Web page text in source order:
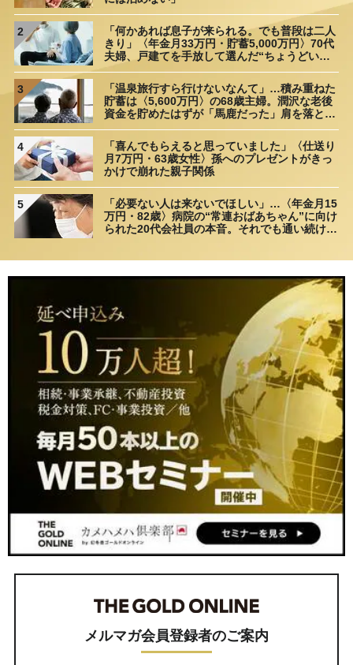
2
「何かあれば息子が来られる。でも普段は二人
きり」〈年金月33万円・貯蓄5,000万円〉70代
夫婦、戸建てを手放して選んだ“ちょうどいい
3
「温泉旅行すら行けないなんて」…積み重ねた
貯蓄は〈5,600万円〉の68歳主婦。潤沢な老後
資金を貯めたはずが「馬鹿だった」肩を落とす
4
「喜んでもらえると思っていました」〈仕送り
月7万円・63歳女性〉孫へのプレゼントがきっ
かけで崩れた親子関係
5
「必要ない人は来ないでほしい」…〈年金月15
万円・82歳〉病院の“常連おばあちゃん”に向け
られた20代会社員の本音。それでも通い続ける
メルマガ会員登録者のご案内